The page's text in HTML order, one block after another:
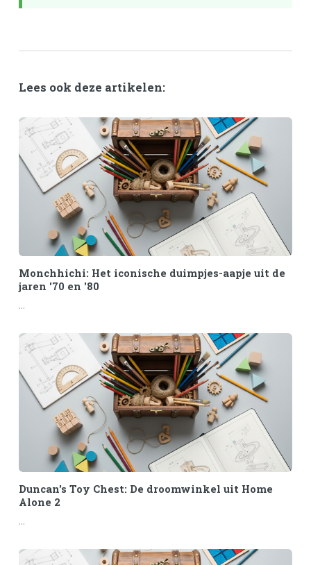
Lees ook deze artikelen:
Monchhichi: Het iconische duimpjes-aapje uit de
jaren '70 en '80
...
Duncan's Toy Chest: De droomwinkel uit Home
Alone 2
...